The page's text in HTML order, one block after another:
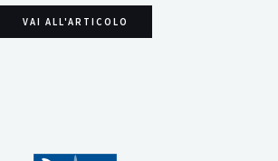
VAI ALL'ARTICOLO